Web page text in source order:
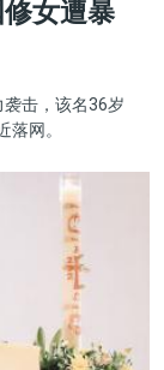
修女遭暴
击，该名36岁
网。